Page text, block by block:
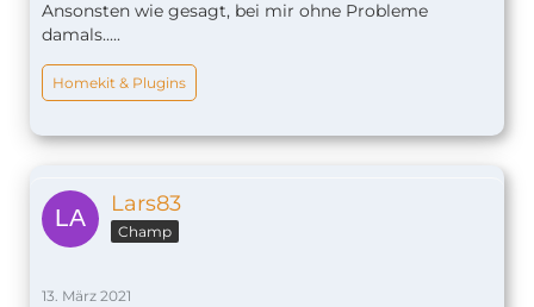
Ansonsten wie gesagt, bei mir ohne Probleme
damals.....
Homekit & Plugins
Lars83
Champ
13. März 2021